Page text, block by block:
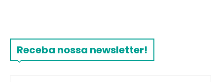
Receba nossa newsletter!